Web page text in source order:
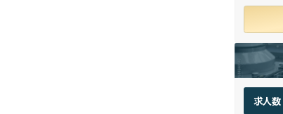
求人数